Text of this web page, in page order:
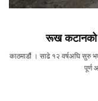
रूख कटानको
काठमाडौं । साढे १२ वर्षअघि सुरु
पूर्ण